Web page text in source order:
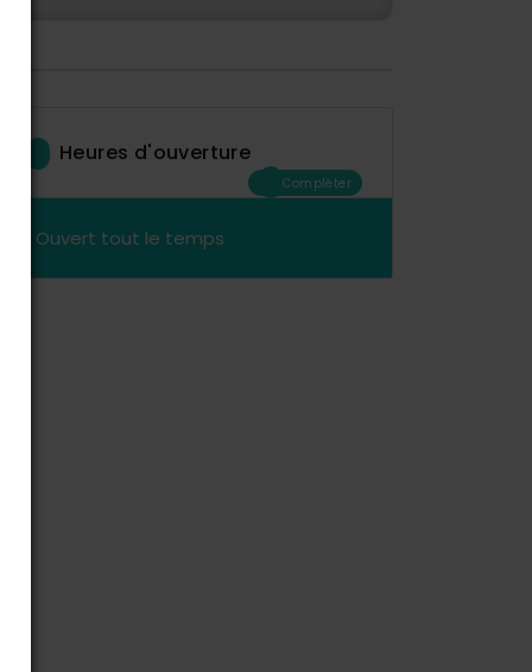
Heures d'ouverture
Compléter
Ouvert tout le temps